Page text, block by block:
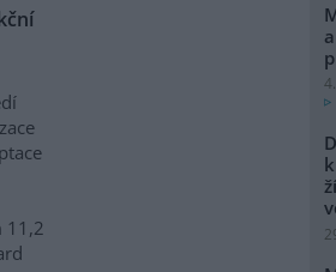
11,2